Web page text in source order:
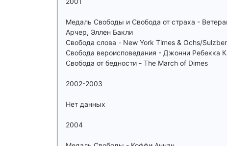
Медаль Свободы и Свобода от страха -
Арчер, Эллен Бакли
Свобода слова - New York Times & Ochs/
Свобода вероисповедания - Джонни Ребекка
Свобода от бедности - The March of Dimes
2002-2003
Нет данных
2004